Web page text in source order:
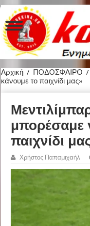
Αρχική / ΠΟΔΟΣΦΑΙΡΟ /
κάνουμε το παιχνίδι μας»
μπορέσαμε
παιχνίδι
Χρήστος Παπαμιχαήλ